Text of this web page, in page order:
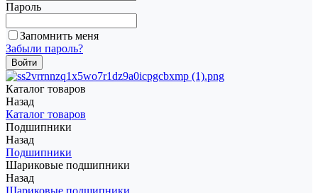
Пароль
Запомнить меня
Забыли пароль?
Каталог товаров
Назад
Каталог товаров
Подшипники
Назад
Подшипники
Шариковые подшипники
Назад
Шариковые подшипники